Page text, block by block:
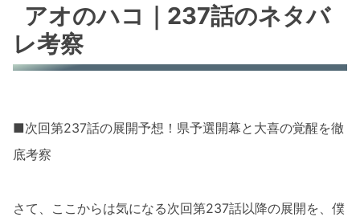
アオのハコ｜237話のネタバ
レ考察
■次回第237話の展開予想！県予選開幕と大喜の覚醒を徹
底考察
さて、ここからは気になる次回第237話以降の展開を、僕